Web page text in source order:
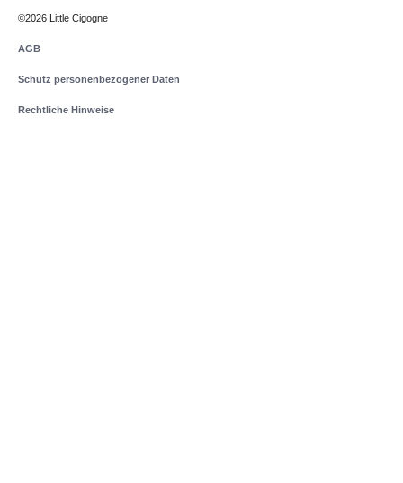
©2026 Little Cigogne
AGB
Schutz personenbezogener Daten
Rechtliche Hinweise